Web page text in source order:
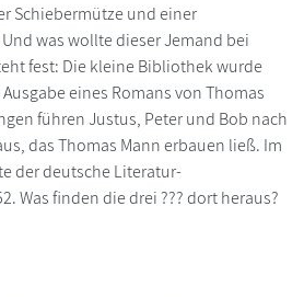
Schiebermütze und einer
was wollte dieser Jemand bei
fest: Die kleine Bibliothek wurde
eines Romans von Thomas
führen Justus, Peter und Bob nach
das Thomas Mann erbauen ließ. Im
der deutsche Literatur-
Was finden die drei ??? dort heraus?